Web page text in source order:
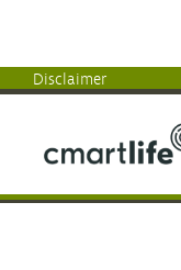
Disclaimer